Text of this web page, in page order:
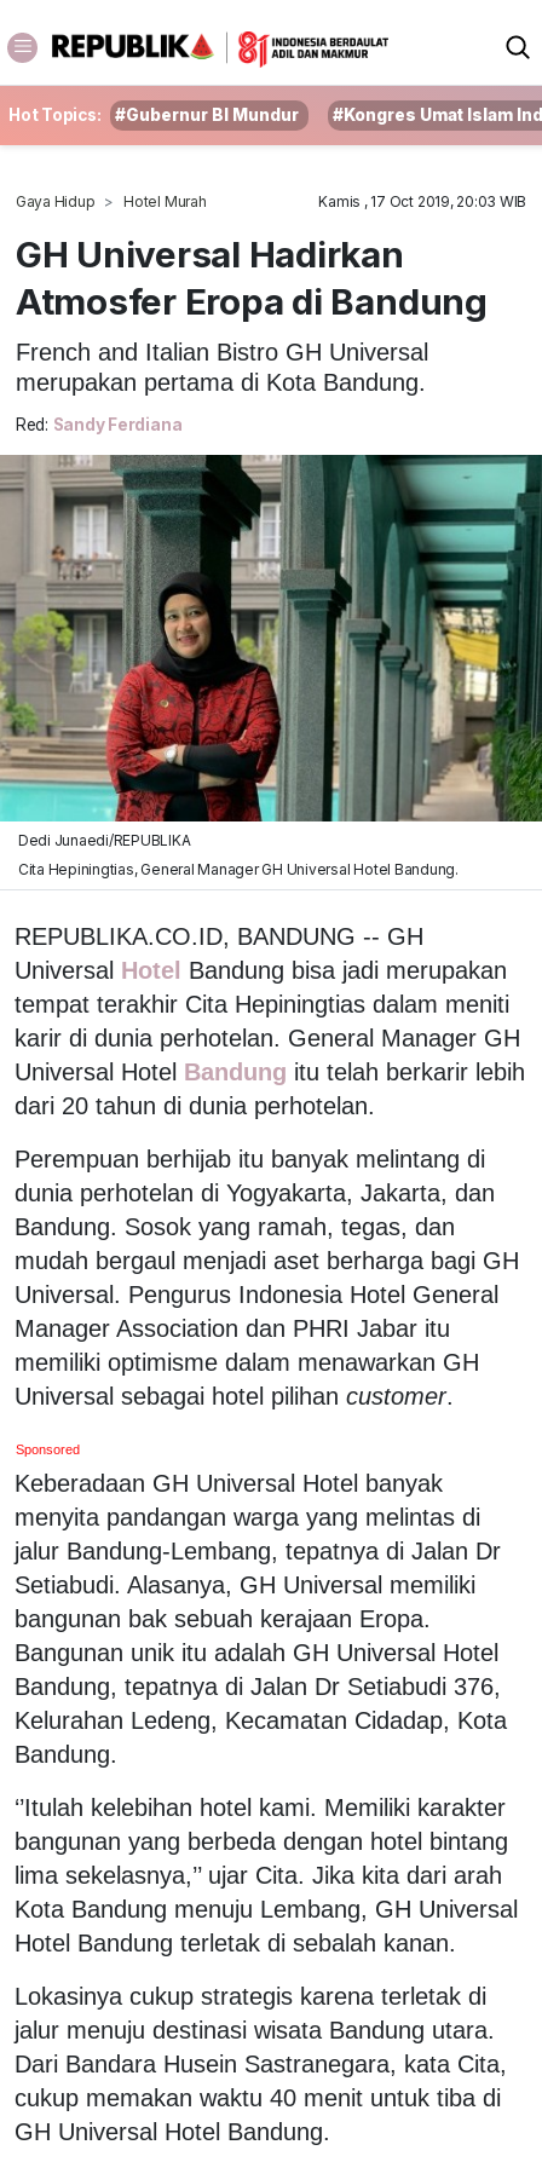
Hot Topics: #Gubernur BI Mundur #Kongres Umat Islam
Gaya Hidup Hotel Murah Kamis , 17 Oct 2019, 20:03 WIB
GH Universal Hadirkan
Atmosfer Eropa di Bandung
French and Italian Bistro GH Universal
merupakan pertama di Kota Bandung.
Red: Sandy Ferdiana
Dedi Junaedi/REPUBLIKA
Cita Hepiningtias, General Manager GH Universal Hotel Bandung.
REPUBLIKA.CO.ID, BANDUNG -- GH
Universal Hotel Bandung bisa jadi merupakan
tempat terakhir Cita Hepiningtias dalam meniti
karir di dunia perhotelan. General Manager GH
Universal Hotel Bandung itu telah berkarir lebih
dari 20 tahun di dunia perhotelan.
Perempuan berhijab itu banyak melintang di
dunia perhotelan di Yogyakarta, Jakarta, dan
Bandung. Sosok yang ramah, tegas, dan
mudah bergaul menjadi aset berharga bagi GH
Universal. Pengurus Indonesia Hotel General
Manager Association dan PHRI Jabar itu
memiliki optimisme dalam menawarkan GH
Universal sebagai hotel pilihan customer.
Sponsored
Keberadaan GH Universal Hotel banyak
menyita pandangan warga yang melintas di
jalur Bandung-Lembang, tepatnya di Jalan Dr
Setiabudi. Alasanya, GH Universal memiliki
bangunan bak sebuah kerajaan Eropa.
Bangunan unik itu adalah GH Universal Hotel
Bandung, tepatnya di Jalan Dr Setiabudi 376,
Kelurahan Ledeng, Kecamatan Cidadap, Kota
Bandung.
‘’Itulah kelebihan hotel kami. Memiliki karakter
bangunan yang berbeda dengan hotel bintang
lima sekelasnya,’’ ujar Cita. Jika kita dari arah
Kota Bandung menuju Lembang, GH Universal
Hotel Bandung terletak di sebalah kanan.
Lokasinya cukup strategis karena terletak di
jalur menuju destinasi wisata Bandung utara.
Dari Bandara Husein Sastranegara, kata Cita,
cukup memakan waktu 40 menit untuk tiba di
GH Universal Hotel Bandung.